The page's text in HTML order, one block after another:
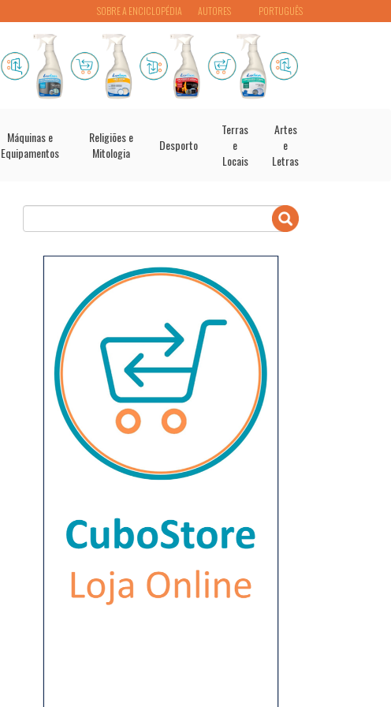
PORTUGUÊS
SOBRE A ENCICLOPÉDIA AUTORES
Máquinas e
Equipamentos
Religiões e
Mitologia
Desporto
Terras
e
Locais
Artes
e
Letras